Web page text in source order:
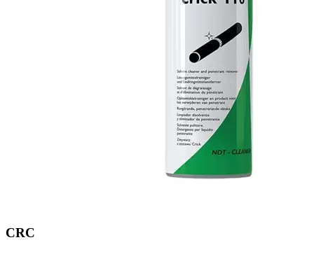
CRC